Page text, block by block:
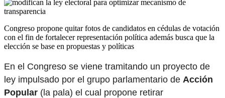
Congreso propone quitar fotos de candidatos en cédulas de votación
con el fin de fortalecer representación política además busca que la
elección se base en propuestas y políticas
En el Congreso se viene tramitando un proyecto de
ley impulsado por el grupo parlamentario de Acción
Popular (la pala) el cual propone retirar